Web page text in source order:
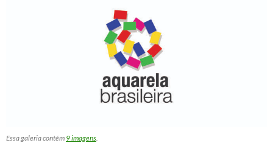
Essa galeria contém 9 imagens